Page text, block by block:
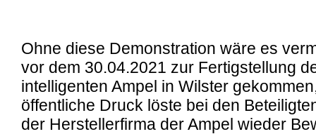
Ohne diese Demonstration wäre es
vor dem 30.04.2021 zur Fertigstellung
intelligenten Ampel in Wilster
öffentliche Druck löste bei den
der Herstellerfirma der Ampel wieder